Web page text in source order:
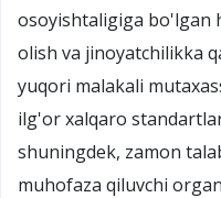
osoyishtaligiga bo'lgan
olish va jinoyatchilikka
yuqori malakali
ilg'or xalqaro
shuningdek, zamon
muhofaza qiluvchi